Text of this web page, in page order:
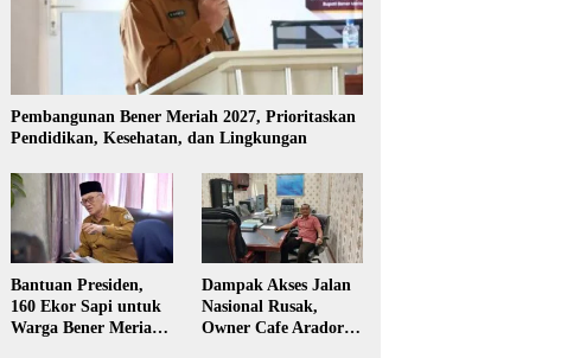
Pembangunan Bener Meriah 2027, Prioritaskan
Pendidikan, Kesehatan, dan Lingkungan
Bantuan Presiden,
160 Ekor Sapi untuk
Warga Bener Meriah
Dampak Akses Jalan
Nasional Rusak,
Owner Cafe Arador